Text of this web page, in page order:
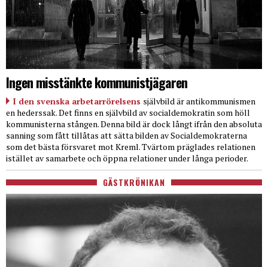
Ingen misstänkte kommunistjägaren
I den svenska arbetarrörelsens självbild är antikommunismen
en hederssak. Det finns en självbild av socialdemokratin som höll
kommunisterna stången. Denna bild är dock långt ifrån den absoluta
sanning som fått tillåtas att sätta bilden av Socialdemokraterna
som det bästa försvaret mot Kreml. Tvärtom präglades relationen
istället av samarbete och öppna relationer under långa perioder.
GÄSTKRÖNIKAN